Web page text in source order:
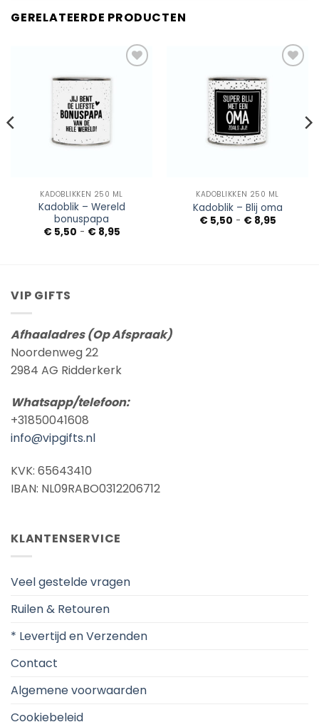
GERELATEERDE PRODUCTEN
KADOBLIKKEN 250 ML
Kadoblik – Wereld
bonuspapa
€5,50 - €8,95Prijsklasse:
KADOBLIKKEN 250 ML
Kadoblik – Blij oma
€5,50 - €8,95
VIP GIFTS
Afhaaladres (Op Afspraak)
Noordenweg 22
2984 AG Ridderkerk
Whatsapp/telefoon:
+31850041608
info@vipgifts.nl
KVK: 65643410
IBAN: NL09RABO0312206712
KLANTENSERVICE
Veel gestelde vragen
Ruilen & Retouren
* Levertijd en Verzenden
Contact
Algemene voorwaarden
Cookiebeleid